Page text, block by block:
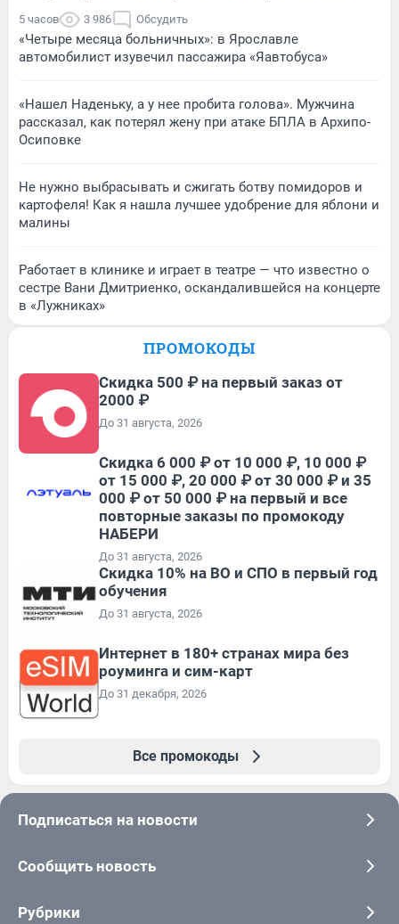
5 часов 3 986 Обсудить
«Четыре месяца больничных»: в Ярославле
автомобилист изувечил пассажира «Яавтобуса»
«Нашел Наденьку, а у нее пробита голова». Мужчина
рассказал, как потерял жену при атаке БПЛА в Архипо-
Осиповке
Не нужно выбрасывать и сжигать ботву помидоров и
картофеля! Как я нашла лучшее удобрение для яблони и
малины
Работает в клинике и играет в театре — что известно о
сестре Вани Дмитриенко, оскандалившейся на концерте
в «Лужниках»
ПРОМОКОДЫ
Скидка 500 ₽ на первый заказ от
2000 ₽
До 31 августа, 2026
Скидка 6 000 ₽ от 10 000 ₽, 10 000 ₽
от 15 000 ₽, 20 000 ₽ от 30 000 ₽ и 35
000 ₽ от 50 000 ₽ на первый и все
повторные заказы по промокоду
НАБЕРИ
До 31 августа, 2026
Скидка 10% на ВО и СПО в первый год
обучения
До 31 августа, 2026
Интернет в 180+ странах мира без
роуминга и сим-карт
До 31 декабря, 2026
Все промокоды
Подписаться на новости
Сообщить новость
Рубрики